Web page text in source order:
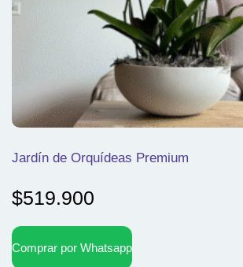
Jardín de Orquídeas Premium
$519.900
Comprar por Whatsapp